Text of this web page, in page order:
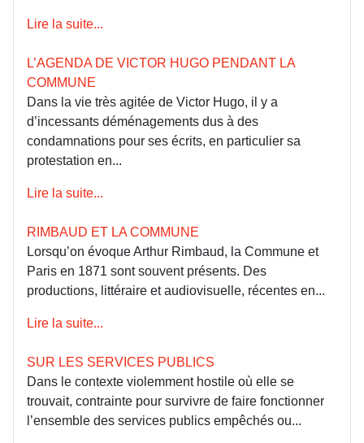
Lire la suite...
L’AGENDA DE VICTOR HUGO PENDANT LA
COMMUNE
Dans la vie très agitée de Victor Hugo, il y a
d’incessants déménagements dus à des
condamnations pour ses écrits, en particulier sa
protestation en...
Lire la suite...
RIMBAUD ET LA COMMUNE
Lorsqu’on évoque Arthur Rimbaud, la Commune et
Paris en 1871 sont souvent présents. Des
productions, littéraire et audiovisuelle, récentes en...
Lire la suite...
SUR LES SERVICES PUBLICS
Dans le contexte violemment hostile où elle se
trouvait, contrainte pour survivre de faire fonctionner
l’ensemble des services publics empêchés ou...